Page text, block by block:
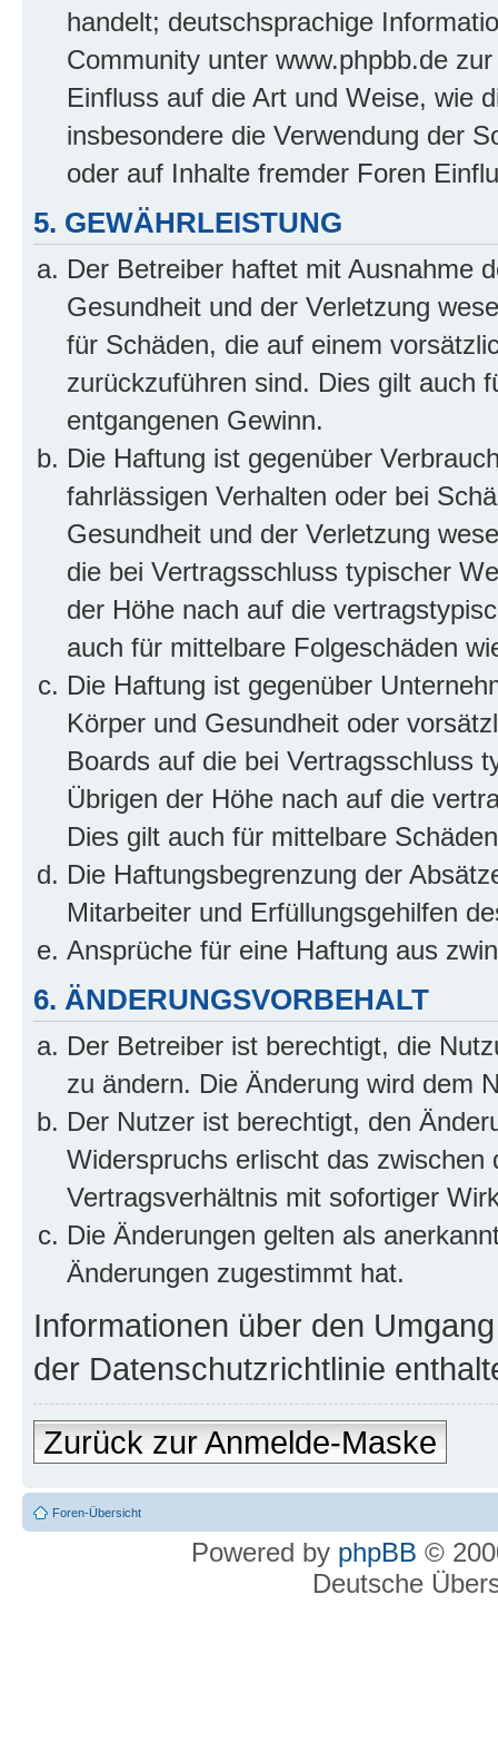
handelt; deutschsprachige
Community unter www.phpbb.de
Einfluss auf die Art und Weise, wie
insbesondere die Verwendung der
oder auf Inhalte fremder Foren
5. GEWÄHRLEISTUNG
Der Betreiber haftet mit Ausnahme
Gesundheit und der Verletzung
für Schäden, die auf einem
zurückzuführen sind. Dies gilt auch
entgangenen Gewinn.
Die Haftung ist gegenüber
fahrlässigen Verhalten oder bei
Gesundheit und der Verletzung
die bei Vertragsschluss typischer
der Höhe nach auf die
auch für mittelbare Folgeschäden
Die Haftung ist gegenüber
Körper und Gesundheit oder
Boards auf die bei Vertragsschluss
Übrigen der Höhe nach auf die
Dies gilt auch für mittelbare
Die Haftungsbegrenzung der
Mitarbeiter und Erfüllungsgehilfen
Ansprüche für eine Haftung aus
6. ÄNDERUNGSVORBEHALT
Der Betreiber ist berechtigt, die
zu ändern. Die Änderung wird dem
Der Nutzer ist berechtigt, den
Widerspruchs erlischt das
Vertragsverhältnis mit sofortiger
Die Änderungen gelten als
Änderungen zugestimmt hat.
Informationen über den
der Datenschutzrichtlinie
Zurück zur Anmelde-Maske
Foren-Übersicht
Powered by phpBB ©
Deutsche